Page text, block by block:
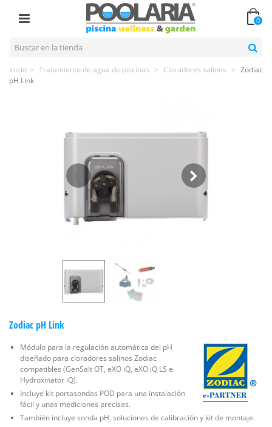
0
Inicio > Tratamiento de agua de piscinas > Cloradores salinos > Zodiac
pH Link
Zodiac pH Link
Módulo para la regulación automática del pH
diseñado para cloradores salinos Zodiac
compatibles (GenSalt OT, eXO iQ, eXO iQ LS e
Hydroxinator iQ).
Incluye kit portasondas POD para una instalación
fácil y unas mediciones precisas.
También incluye sonda pH, soluciones de calibración y kit de montaje.